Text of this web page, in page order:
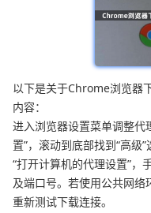
以下是关于Chrome浏览器
内容：
进入浏览器设置菜单调整代
置”，滚动到底部找到“高级
“打开计算机的代理设置”，
及端口号。若使用公共网
重新测试下载连接。